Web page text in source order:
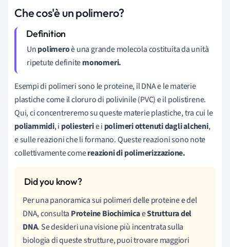
Che cos'è un polimero?
Unpolimeroè una grande molecola costituita da unità
ripetute definitemonomeri.
Esempi di polimeri sono le proteine, il DNA e le materie
plastiche come il cloruro di polivinile (PVC) e il polistirene.
Qui, ci concentreremo su queste materie plastiche, tra cui le
poliammidi, i poliesterie i polimeri ottenuti dagli alcheni,
e sulle reazioni che li formano. Queste reazioni sono note
collettivamente comereazioni di polimerizzazione.
Per una panoramica sui polimeri delle proteine e del
DNA, consulta Proteine BiochimicaeStruttura del
DNA. Se desideri una visione più incentrata sulla
biologia di queste strutture, puoi trovare maggiori